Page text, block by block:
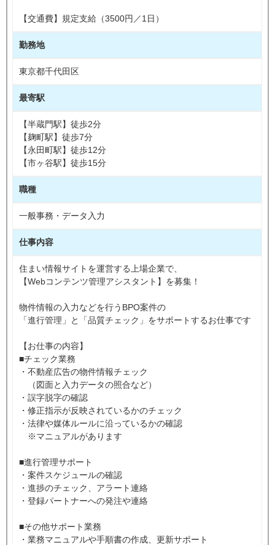
【交通費】規定支給（3500円／1日）
勤務地
東京都千代田区
最寄駅
【半蔵門駅】徒歩2分
【麹町駅】徒歩7分
【永田町駅】徒歩12分
【市ヶ谷駅】徒歩15分
職種
一般事務・データ入力
仕事内容
住まい情報サイトを運営する上場企業で、
【Webコンテンツ管理アシスタント】を募集！
物件情報の入力などを行うBPO案件の
「進行管理」と「品質チェック」をサポートするお仕事です
【お仕事の内容】
■チェック業務
・不動産広告の物件情報チェック
（図面と入力データの照合など）
・誤字脱字の確認
・修正指示が反映されているかのチェック
・法律や媒体ルールに沿っているかの確認
※マニュアルがあります
■進行管理サポート
・案件スケジュールの確認
・進捗のチェック、アラート連絡
・登録パートナーへの発注や連絡
■その他サポート業務
・業務マニュアルや手順書の作成、更新サポート